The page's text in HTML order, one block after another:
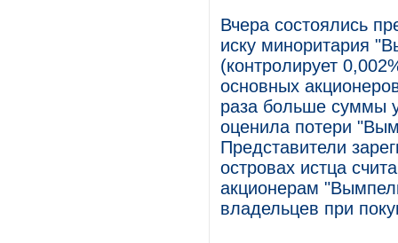
Вчера состоялись
иску миноритария
(контролирует
основных
раза больше суммы
оценила потери
Представители
островах истца
акционерам
владельцев при